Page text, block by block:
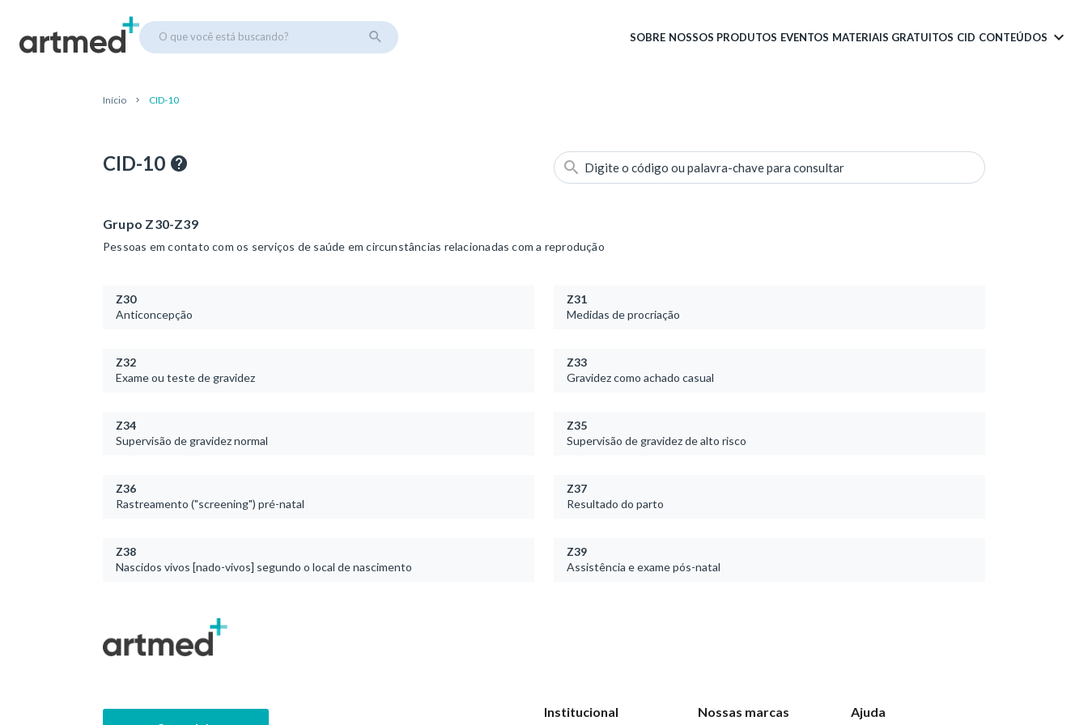
O que você está buscando? SOBRE NOSSOS PRODUTOS EVENTOS MATERIAIS GRATUITOS CID CONTEÚDOS
Início CID-10
CID-10 Digite o código ou palavra-chave para consultar
Grupo Z30-Z39
Pessoas em contato com os serviços de saúde em circunstâncias relacionadas com a reprodução
Z30
Anticoncepção
Z31
Medidas de procriação
Z32
Exame ou teste de gravidez
Z33
Gravidez como achado casual
Z34
Supervisão de gravidez normal
Z35
Supervisão de gravidez de alto risco
Z36
Rastreamento ("screening") pré-natal
Z37
Resultado do parto
Z38
Nascidos vivos [nado-vivos] segundo o local de nascimento
Z39
Assistência e exame pós-natal
Institucional Nossas marcas Ajuda